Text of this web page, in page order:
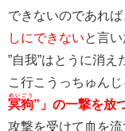
できないのであれば
しにできないと言い
”自我”はとうに消
こ行こうっちゅんじ
冥狗
めいごう
”」の一撃を放
攻撃を受けて血を